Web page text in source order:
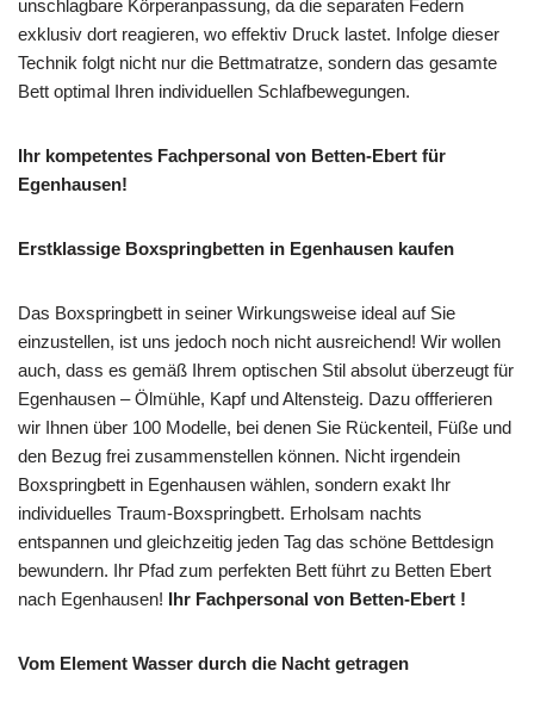
unschlagbare Körperanpassung, da die separaten Federn
exklusiv dort reagieren, wo effektiv Druck lastet. Infolge dieser
Technik folgt nicht nur die Bettmatratze, sondern das gesamte
Bett optimal Ihren individuellen Schlafbewegungen.
Ihr kompetentes Fachpersonal von Betten-Ebert für
Egenhausen!
Erstklassige Boxspringbetten in Egenhausen kaufen
Das Boxspringbett in seiner Wirkungsweise ideal auf Sie
einzustellen, ist uns jedoch noch nicht ausreichend! Wir wollen
auch, dass es gemäß Ihrem optischen Stil absolut überzeugt für
Egenhausen – Ölmühle, Kapf und Altensteig. Dazu offferieren
wir Ihnen über 100 Modelle, bei denen Sie Rückenteil, Füße und
den Bezug frei zusammenstellen können. Nicht irgendein
Boxspringbett in Egenhausen wählen, sondern exakt Ihr
individuelles Traum-Boxspringbett. Erholsam nachts
entspannen und gleichzeitig jeden Tag das schöne Bettdesign
bewundern. Ihr Pfad zum perfekten Bett führt zu Betten Ebert
nach Egenhausen! Ihr Fachpersonal von Betten-Ebert !
Vom Element Wasser durch die Nacht getragen